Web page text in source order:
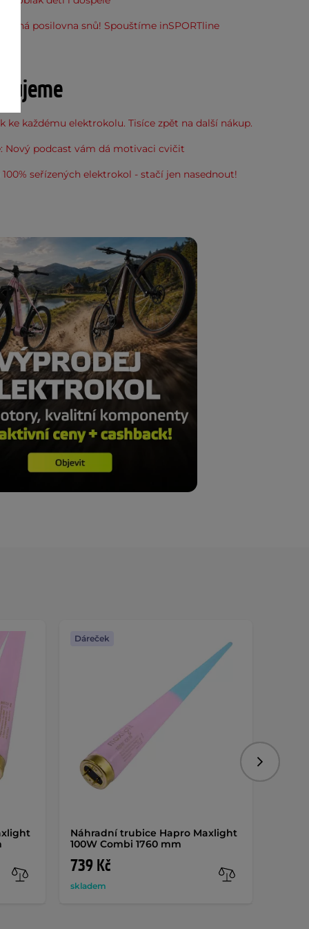
posilovna snů! Spouštíme inSPORTline
ke každému elektrokolu. Tisíce zpět na další nákup.
Nový podcast vám dá motivaci cvičit
100% seřízených elektrokol - stačí jen nasednout!
Náhradní trubice Hapro Maxlight
100W Combi 1760 mm
739 Kč
skladem
Dáreček